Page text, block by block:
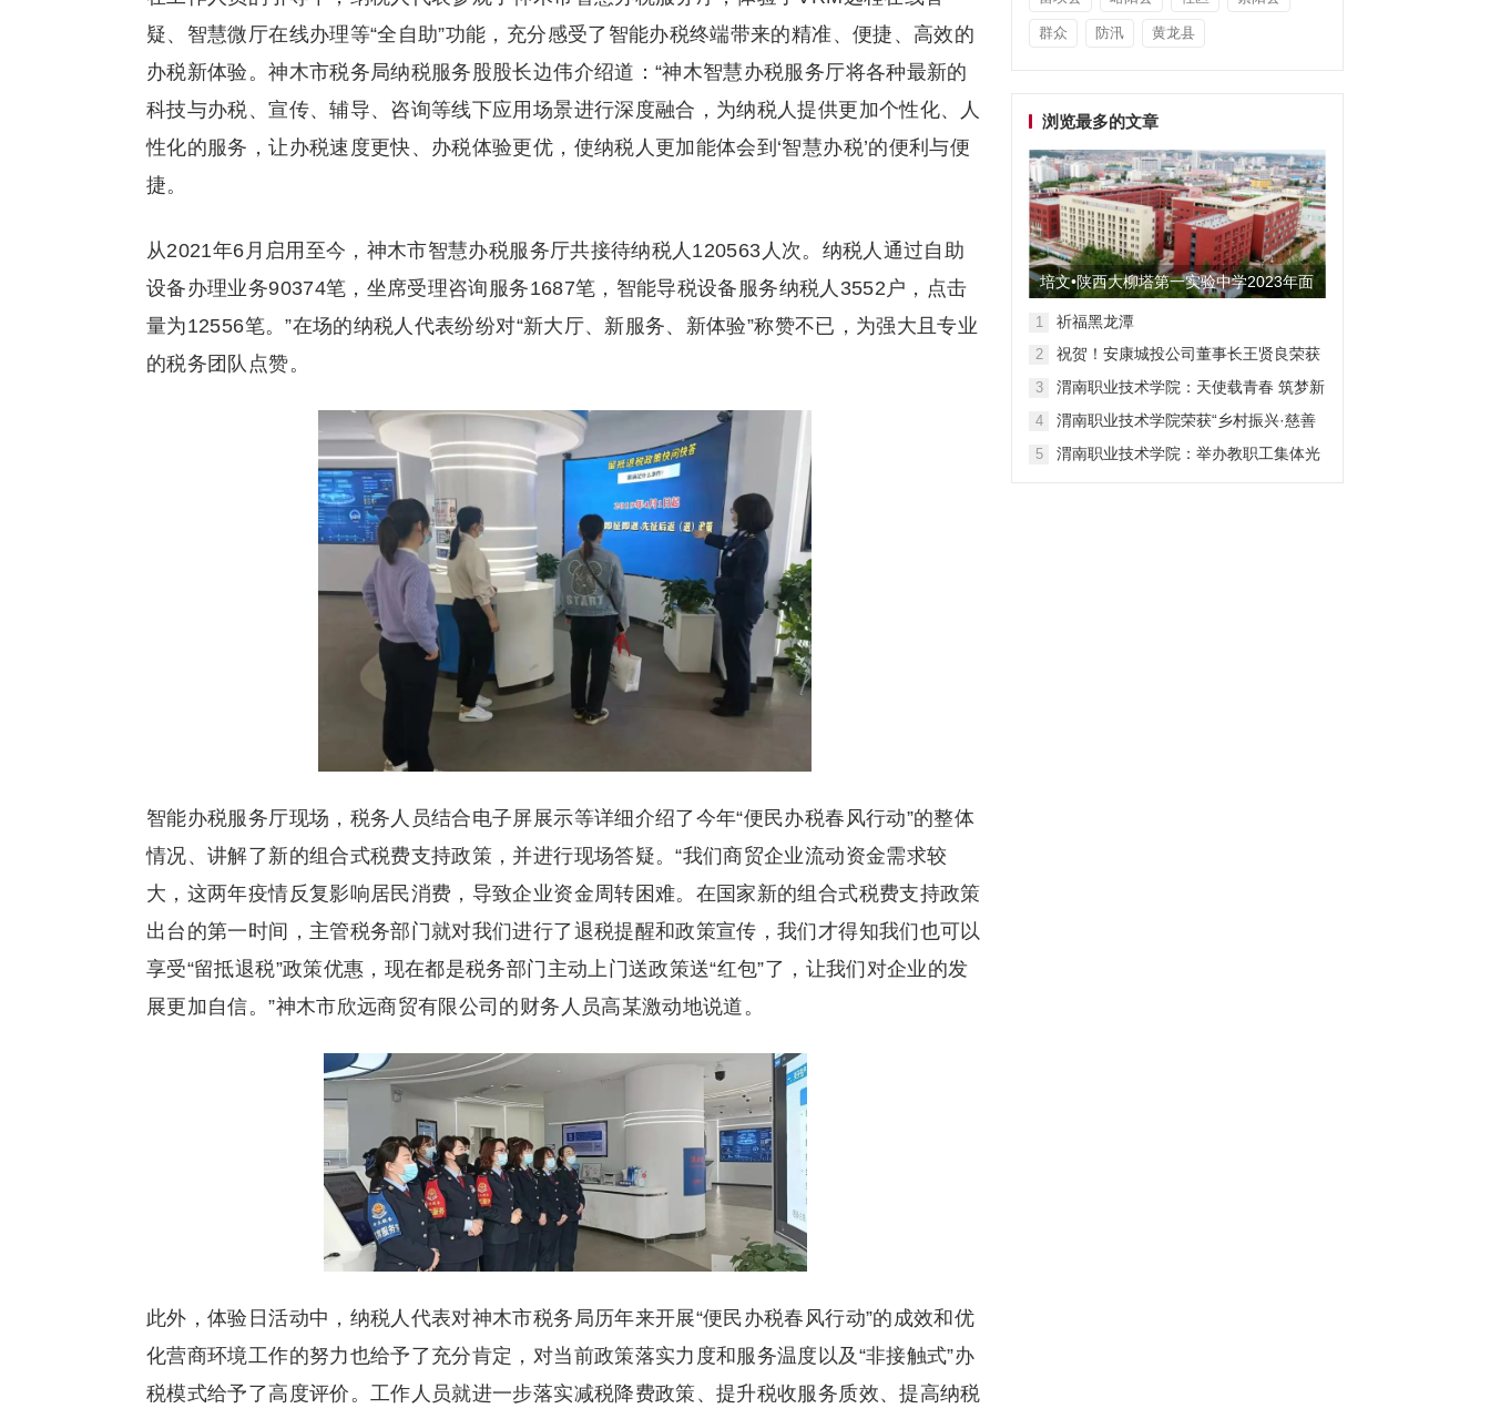
疑、智慧微厅在线办理等“全自助”功能，充分感受了智能办税终端带来的精准、便捷、高效的
办税新体验。神木市税务局纳税服务股股长边伟介绍道：“神木智慧办税服务厅将各种最新的
科技与办税、宣传、辅导、咨询等线下应用场景进行深度融合，为纳税人提供更加个性化、人
性化的服务，让办税速度更快、办税体验更优，使纳税人更加能体会到‘智慧办税’的便利与便
捷。
从2021年6月启用至今，神木市智慧办税服务厅共接待纳税人120563人次。纳税人通过自助
设备办理业务90374笔，坐席受理咨询服务1687笔，智能导税设备服务纳税人3552户，点击
量为12556笔。”在场的纳税人代表纷纷对“新大厅、新服务、新体验”称赞不已，为强大且专业
的税务团队点赞。
智能办税服务厅现场，税务人员结合电子屏展示等详细介绍了今年“便民办税春风行动”的整体
情况、讲解了新的组合式税费支持政策，并进行现场答疑。“我们商贸企业流动资金需求较
大，这两年疫情反复影响居民消费，导致企业资金周转困难。在国家新的组合式税费支持政策
出台的第一时间，主管税务部门就对我们进行了退税提醒和政策宣传，我们才得知我们也可以
享受“留抵退税”政策优惠，现在都是税务部门主动上门送政策送“红包”了，让我们对企业的发
展更加自信。”神木市欣远商贸有限公司的财务人员高某激动地说道。
此外，体验日活动中，纳税人代表对神木市税务局历年来开展“便民办税春风行动”的成效和优
化营商环境工作的努力也给予了充分肯定，对当前政策落实力度和服务温度以及“非接触式”办
税模式给予了高度评价。工作人员就进一步落实减税降费政策、提升税收服务质效、提高纳税
群众 防汛 黄龙县
浏览最多的文章
培文•陕西大柳塔第一实验中学2023年面
向全国招聘教师启事
1 祈福黑龙潭
2
祝贺！安康城投公司董事长王贤良荣获
3
渭南职业技术学院：天使载青春 筑梦新
4
渭南职业技术学院荣获“乡村振兴·慈善
5
渭南职业技术学院：举办教职工集体光